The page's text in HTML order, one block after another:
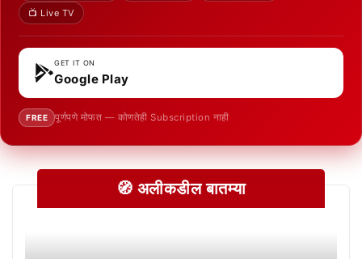
📺 Live TV
GET IT ON
Google Play
FREE पूर्णपणे मोफत — कोणतेही Subscription नाही
🧭 अलीकडील बातम्या